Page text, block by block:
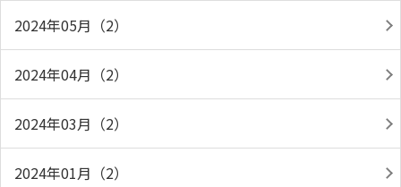
2024年05月（2）
2024年04月（2）
2024年03月（2）
2024年01月（2）